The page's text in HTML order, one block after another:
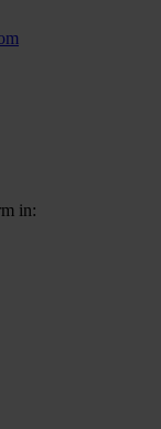
in: